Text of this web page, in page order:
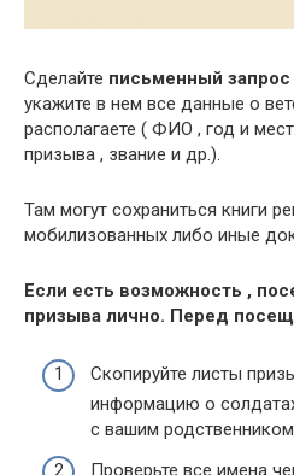
Сделайте письменный
укажите в нем все данные о
располагаете ( ФИО , год и
призыва , звание и др.).
Там могут сохраниться книги
мобилизованных либо иные
Если есть возможность ,
призыва лично. Перед
Скопируйте листы
информацию о
с вашим
Проверьте все имена